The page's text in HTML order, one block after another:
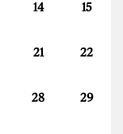
14 15
21 22
28 29